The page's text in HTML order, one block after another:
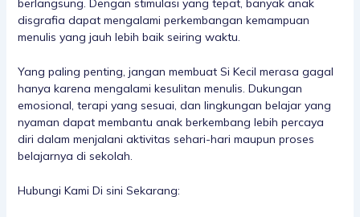
berlangsung. Dengan stimulasi yang tepat, banyak anak
disgrafia dapat mengalami perkembangan kemampuan
menulis yang jauh lebih baik seiring waktu.
Yang paling penting, jangan membuat Si Kecil merasa gagal
hanya karena mengalami kesulitan menulis. Dukungan
emosional, terapi yang sesuai, dan lingkungan belajar yang
nyaman dapat membantu anak berkembang lebih percaya
diri dalam menjalani aktivitas sehari-hari maupun proses
belajarnya di sekolah.
Hubungi Kami Di sini Sekarang: